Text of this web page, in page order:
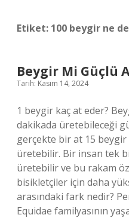
Etiket: 100 beygir ne
Beygir Mi Güçlü
Tarih: Kasım 14, 2024
1 beygir kaç at eder?
dakikada üretebileceği
gerçekte bir at 15 beygir
üretebilir. Bir insan tek
üretebilir ve bu rakam
bisikletçiler için daha
arasındaki fark nedir?
Equidae familyasının